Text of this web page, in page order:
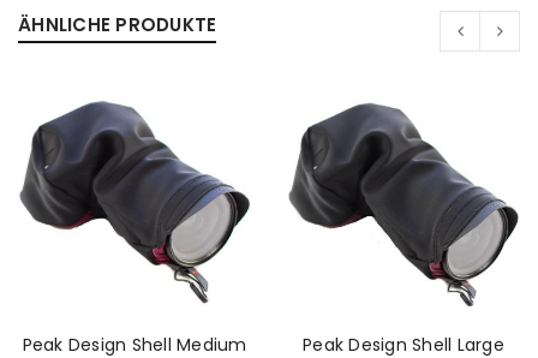
ÄHNLICHE PRODUKTE
Peak Design Shell Medium Peak Design Shell Large